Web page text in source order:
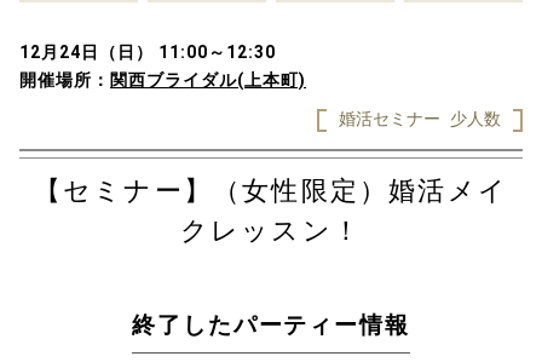
12月24日（日） 11:00～12:30
開催場所： 関西ブライダル(上本町)
婚活セミナー
少人数
【セミナー】（女性限定）婚活メイ
クレッスン！
終了したパーティー情報